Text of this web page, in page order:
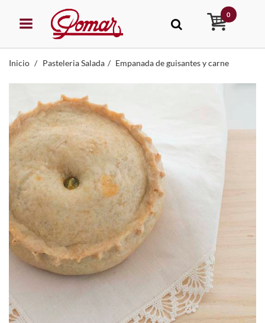
0
Inicio Pasteleria Salada Empanada de guisantes y carne